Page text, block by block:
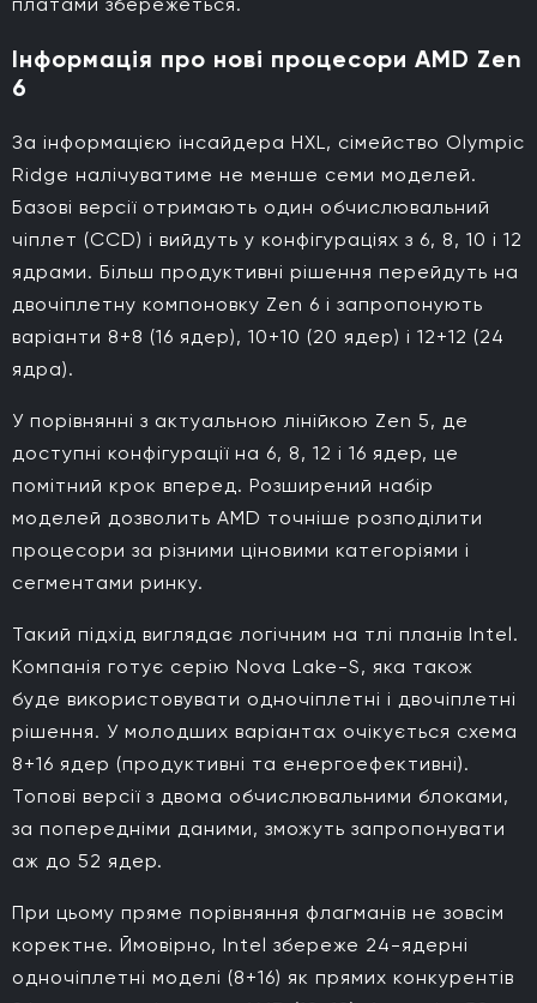
Інформація про нові процесори AMD Zen
6
За інформацією інсайдера HXL, сімейство Olympic
Ridge налічуватиме не менше семи моделей.
Базові версії отримають один обчислювальний
чіплет (CCD) і вийдуть у конфігураціях з 6, 8, 10 і 12
ядрами. Більш продуктивні рішення перейдуть на
двочіплетну компоновку Zen 6 і запропонують
варіанти 8+8 (16 ядер), 10+10 (20 ядер) і 12+12 (24
ядра).
У порівнянні з актуальною лінійкою Zen 5, де
доступні конфігурації на 6, 8, 12 і 16 ядер, це
помітний крок вперед. Розширений набір
моделей дозволить AMD точніше розподілити
процесори за різними ціновими категоріями і
сегментами ринку.
Такий підхід виглядає логічним на тлі планів Intel.
Компанія готує серію Nova Lake-S, яка також
буде використовувати одночіплетні і двочіплетні
рішення. У молодших варіантах очікується схема
8+16 ядер (продуктивні та енергоефективні).
Топові версії з двома обчислювальними блоками,
за попередніми даними, зможуть запропонувати
аж до 52 ядер.
При цьому пряме порівняння флагманів не зовсім
коректне. Ймовірно, Intel збереже 24-ядерні
одночіплетні моделі (8+16) як прямих конкурентів